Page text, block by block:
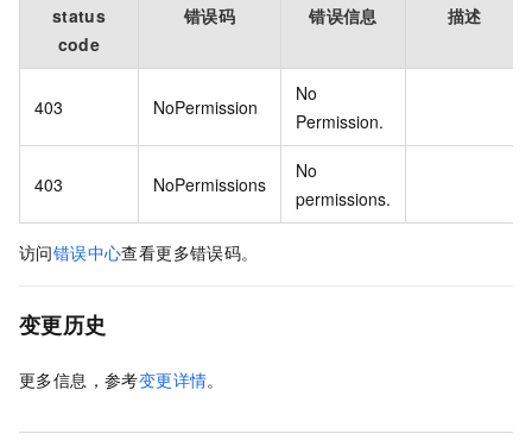
status
code
错误码 错误信息 描述
403 NoPermission
No
Permission.
403 NoPermissions
No
permissions.
访问错误中心查看更多错误码。
变更历史
更多信息，参考变更详情。